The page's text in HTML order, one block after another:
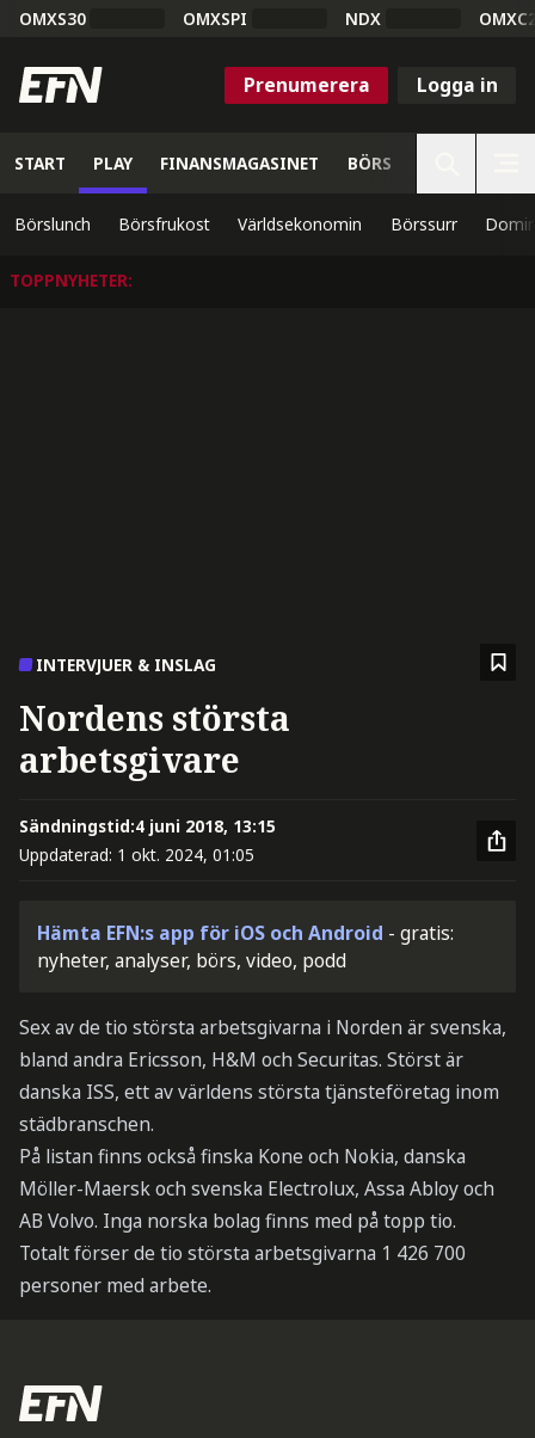
OMXS30 OMXSPI NDX
Prenumerera Logga in
START PLAY FINANSMAGASINET BÖRS
Börslunch Börsfrukost Världsekonomin Börssurr
TOPPNYHETER:
INTERVJUER & INSLAG
Nordens största
arbetsgivare
Sändningstid:4 juni 2018, 13:15
Uppdaterad: 1 okt. 2024, 01:05
Hämta EFN:s app för iOS och Android - gratis:
nyheter, analyser, börs, video, podd
Sex av de tio största arbetsgivarna i Norden är svenska,
bland andra Ericsson, H&M och Securitas. Störst är
danska ISS, ett av världens största tjänsteföretag inom
städbranschen.
På listan finns också finska Kone och Nokia, danska
Möller-Maersk och svenska Electrolux, Assa Abloy och
AB Volvo. Inga norska bolag finns med på topp tio.
Totalt förser de tio största arbetsgivarna 1 426 700
personer med arbete.